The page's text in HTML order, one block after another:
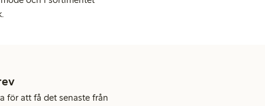
för att få det senaste från